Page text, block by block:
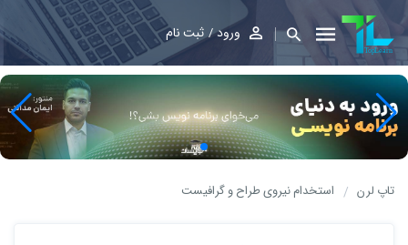
ورود ثبت نام
تاپ لرن استخدام نیروی طراح و گرافیست